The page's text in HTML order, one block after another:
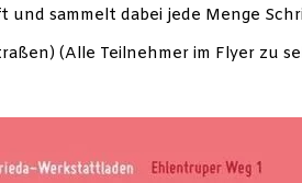
sammelt dabei jede Menge
(Alle Teilnehmer im Flyer zu